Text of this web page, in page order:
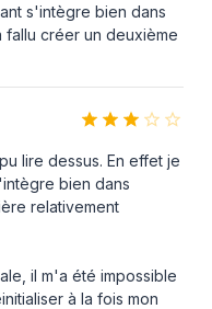
s'intègre bien dans
créer un deuxième
lire dessus. En effet je
bien dans
relativement
il m'a été impossible
à la fois mon